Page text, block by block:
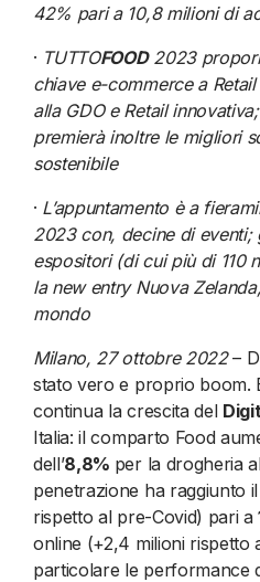
42% pari a 10,8 milioni di
· TUTTOFOOD2023
chiave e-commerce a
alla GDO e Retail
premierà inoltre le migliori
sostenibile
· L’appuntamento è a
2023 con, decine di
espositori (di cui più di 110
la new entry Nuova
mondo
Milano, 27 ottobre 2022–
stato vero e proprio boom.
continua la crescita del
Italia: il comparto Food
dell’8,8% per la drogheria
penetrazione ha raggiunto il
rispetto al pre-Covid) pari a
online (+2,4 milioni rispetto
particolare le performance